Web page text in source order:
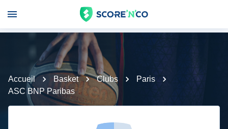
Accueil Basket Clubs
Paris
ASC BNP Paribas